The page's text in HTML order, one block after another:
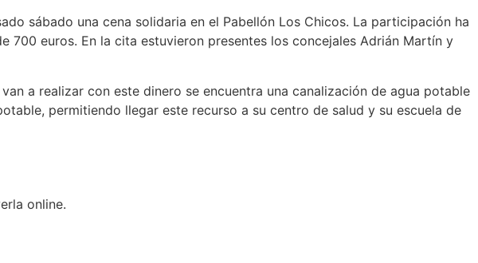
sábado una cena solidaria en el Pabellón Los Chicos. La participación ha
euros. En la cita estuvieron presentes los concejales Adrián Martín y
a realizar con este dinero se encuentra una canalización de agua potable
permitiendo llegar este recurso a su centro de salud y su escuela de
online.